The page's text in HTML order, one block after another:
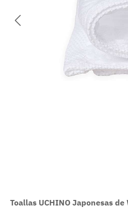
Toallas UCHINO Japonesas